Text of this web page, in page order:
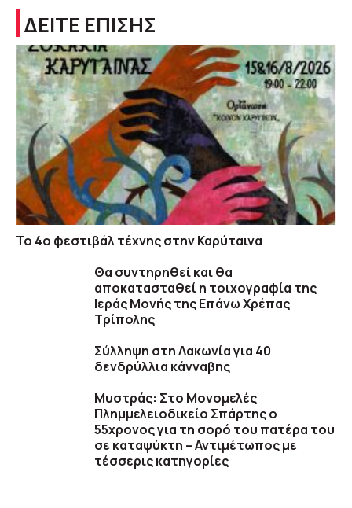
ΔΕΙΤΕ ΕΠΙΣΗΣ
To 4ο φεστιβάλ τέχνης στην Καρύταινα
Θα συντηρηθεί και θα
αποκατασταθεί η τοιχογραφία της
Ιεράς Μονής της Επάνω Χρέπας
Τρίπολης
Σύλληψη στη Λακωνία για 40
δενδρύλλια κάνναβης
Μυστράς: Στο Μονομελές
Πλημμελειοδικείο Σπάρτης ο
55χρονος για τη σορό του πατέρα του
σε καταψύκτη – Αντιμέτωπος με
τέσσερις κατηγορίες